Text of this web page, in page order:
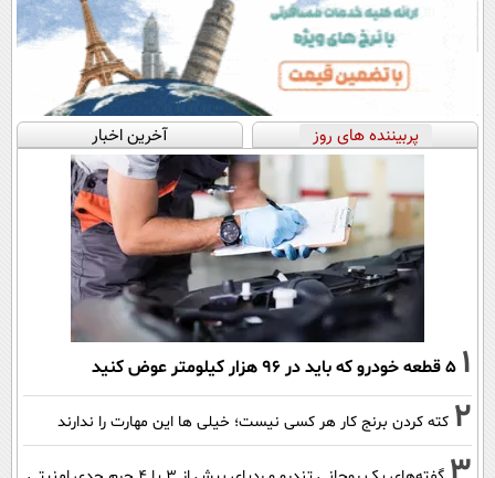
پربیننده های روز آخرین اخبار
1 ۵ قطعه خودرو که باید در ۹۶ هزار کیلومتر عوض کنید
2 کته کردن برنج کار هر کسی نیست؛ خیلی ها این مهارت را ندارند